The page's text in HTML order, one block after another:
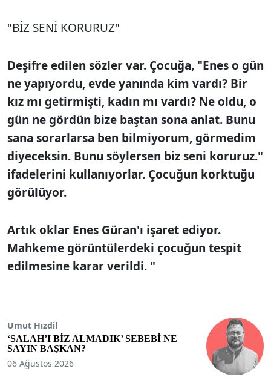
"BİZ SENİ KORURUZ"
Deşifre edilen sözler var. Çocuğa, "Enes o gün
ne yapıyordu, evde yanında kim vardı? Bir
kız mı getirmişti, kadın mı vardı? Ne oldu, o
gün ne gördün bize baştan sona anlat. Bunu
sana sorarlarsa ben bilmiyorum, görmedim
diyeceksin. Bunu söylersen biz seni koruruz."
ifadelerini kullanıyorlar. Çocuğun korktuğu
görülüyor.
Artık oklar Enes Güran'ı işaret ediyor.
Mahkeme görüntülerdeki çocuğun tespit
edilmesine karar verildi. "
Umut Hızdil
‘SALAH’I BİZ ALMADIK’ SEBEBİ NE
SAYIN BAŞKAN?
06 Ağustos 2026